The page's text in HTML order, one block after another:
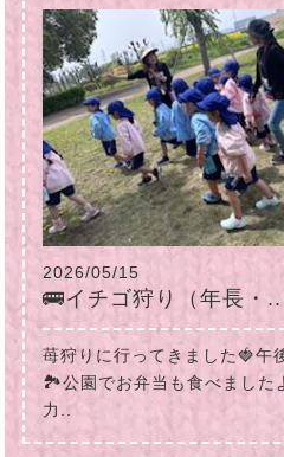
2026/05/15
🚌イチゴ狩り（年長・..
苺狩りに行ってきました🍓午
🏞公園でお弁当も食べました
力..